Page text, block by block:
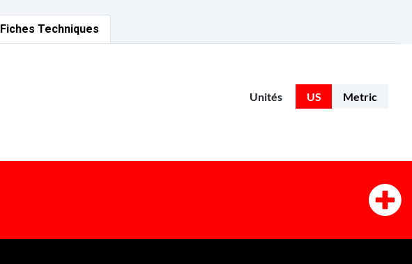
Fiches Techniques
Unités US Metric